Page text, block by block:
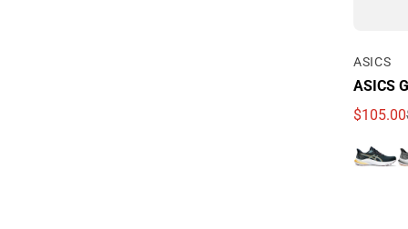
Por
ASICS
ASICS
$105.00